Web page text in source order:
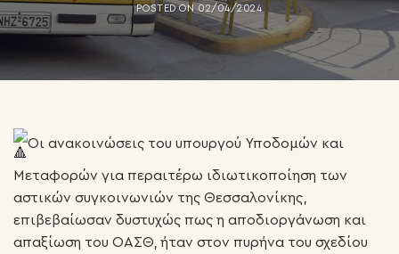
POSTED ON 02/04/2024
Οι ανακοινώσεις του υπουργού Υποδομών και
Μεταφορών για περαιτέρω ιδιωτικοποίηση των
αστικών συγκοινωνιών της Θεσσαλονίκης,
επιβεβαίωσαν δυστυχώς πως η αποδιοργάνωση και
απαξίωση του ΟΑΣΘ, ήταν στον πυρήνα του σχεδίου